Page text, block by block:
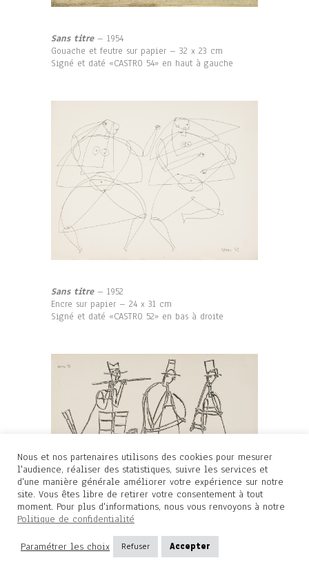
Sans titre– 1954
Gouache et feutre sur papier – 32 x 23 cm
Signé et daté «CASTRO 54» en haut à gauche
Sans titre– 1952
Encre sur papier – 24 x 31 cm
Signé et daté «CASTRO 52» en bas à droite
Sans titre – 1952
Nous et nos partenaires utilisons des cookies pour mesurer
l'audience, réaliser des statistiques, suivre les services et
d'une manière générale améliorer votre expérience sur notre
site. Vous êtes libre de retirer votre consentement à tout
moment. Pour plus d'informations, nous vous renvoyons à notre
Politique de confidentialité
Paramétrer les choix Refuser Accepter